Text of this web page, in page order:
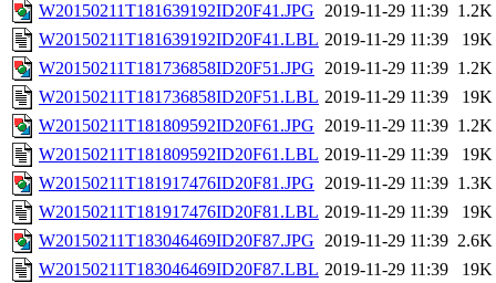
W20150211T181639192ID20F41.JPG 2019-11-29 11:39 1.2K
W20150211T181639192ID20F41.LBL 2019-11-29 11:39
19K
W20150211T181736858ID20F51.JPG 2019-11-29 11:39 1.2K
W20150211T181736858ID20F51.LBL 2019-11-29 11:39
19K
W20150211T181809592ID20F61.JPG 2019-11-29 11:39 1.2K
W20150211T181809592ID20F61.LBL 2019-11-29 11:39
19K
W20150211T181917476ID20F81.JPG 2019-11-29 11:39 1.3K
W20150211T181917476ID20F81.LBL 2019-11-29 11:39
19K
W20150211T183046469ID20F87.JPG 2019-11-29 11:39 2.6K
W20150211T183046469ID20F87.LBL 2019-11-29 11:39
19K